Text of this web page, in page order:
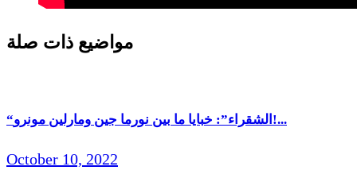
مواضيع ذات صلة
“الشقراء”: خبايا ما بين نورما جين ومارلين مونرو!...
October 10, 2022